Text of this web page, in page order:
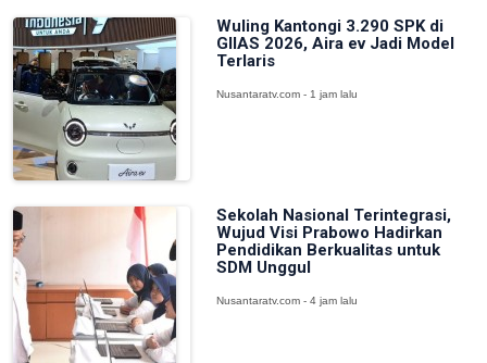
Wuling Kantongi 3.290 SPK di
GIIAS 2026, Aira ev Jadi Model
Terlaris
Nusantaratv.com - 1 jam lalu
Sekolah Nasional Terintegrasi,
Wujud Visi Prabowo Hadirkan
Pendidikan Berkualitas untuk
SDM Unggul
Nusantaratv.com - 4 jam lalu